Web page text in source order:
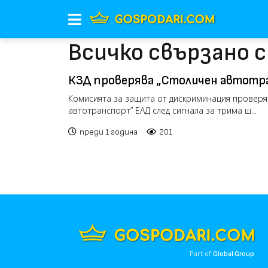
Всичко свързано
КЗД проверява „Столичен
шофьорите, отказали помощ на
количка
Комисията за защита от дискриминация
автотранспорт” ЕАД след сигнала за трима ш...
преди 1 година 201
Part ofGlobal Group